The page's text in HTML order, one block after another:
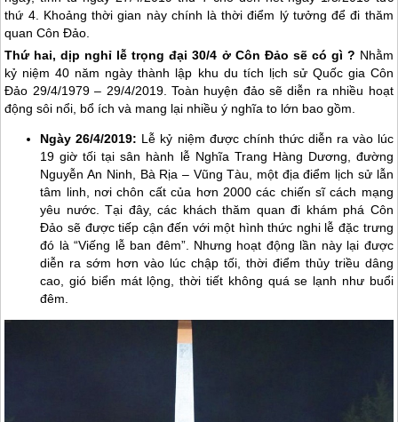
thứ 4. Khoảng thời gian này chính là thời điểm lý tưởng để đi thăm
quanCôn Đảo.
Thứ hai, dịp nghỉ lễ trọng đại 30/4 ở Côn Đảo sẽ có gì ? Nhằm
kỷ niệm 40 năm ngày thành lập khu du tích lịch sử Quốc gia Côn
Đảo 29/4/1979 – 29/4/2019. Toàn huyện đảo sẽ diễn ra nhiều hoạt
động sôi nổi, bổ ích và mang lại nhiều ý nghĩa to lớn bao gồm.
Ngày 26/4/2019: Lễ kỷ niệm được chính thức diễn ra vào lúc
19 giờ tối tại sân hành lễ Nghĩa Trang Hàng Dương, đường
Nguyễn An Ninh, Bà Rịa – Vũng Tàu, một địa điểm lịch sử lẫn
tâm linh, nơi chôn cất của hơn 2000 các chiến sĩ cách mạng
yêu nước. Tại đây, các khách thăm quan đi khám phá Côn
Đảo sẽ được tiếp cận đến với một hình thức nghi lễ đặc trưng
đó là “Viếng lễ ban đêm”. Nhưng hoạt động lần này lại được
diễn ra sớm hơn vào lúc chập tối, thời điểm thủy triều dâng
cao, gió biển mát lộng, thời tiết không quá se lạnh như buổi
đêm.